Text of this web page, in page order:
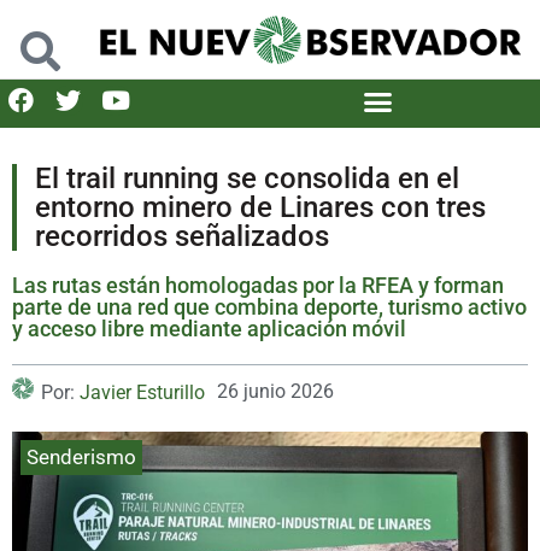
El trail running se consolida en el
entorno minero de Linares con tres
recorridos señalizados
Las rutas están homologadas por la RFEA y forman
parte de una red que combina deporte, turismo activo
y acceso libre mediante aplicación móvil
Por: Javier Esturillo 26 junio 2026
Senderismo